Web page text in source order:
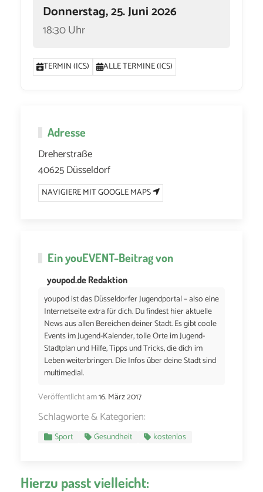
Donnerstag, 25. Juni 2026
18:30 Uhr
TERMIN (ICS) ALLE TERMINE (ICS)
Adresse
Dreherstraße
40625 Düsseldorf
NAVIGIERE MIT GOOGLE MAPS
EinyouEVENT-Beitrag von
youpod.de Redaktion
youpod ist das Düsseldorfer Jugendportal – also eine
Internetseite extra für dich. Du findest hier aktuelle
News aus allen Bereichen deiner Stadt. Es gibt coole
Events im Jugend-Kalender, tolle Orte im Jugend-
Stadtplan und Hilfe, Tipps und Tricks, die dich im
Leben weiterbringen. Die Infos über deine Stadt sind
multimedial.
Veröffentlicht am16. März 2017
Schlagworte & Kategorien:
Sport Gesundheit kostenlos
Hierzu passt vielleicht: